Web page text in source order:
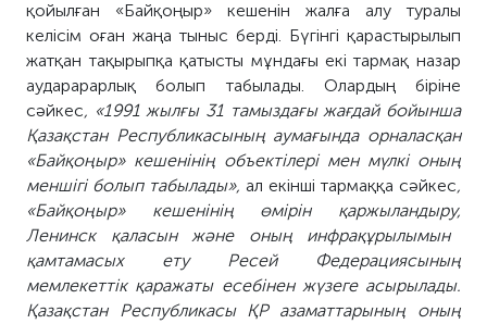
қойылған «Байқоңыр» кешенін жалға алу туралы
келісімоған жаңа тыныс берді. Бүгінгі қарастырылып
жатқан тақырыпқа қатысты мұндағы екітармақ назар
аударарарлық болып табылады. Олардың біріне
сәйкес, «1991 жылғы 31 тамыздағы жағдай бойынша
Қазақстан Республикасының аумағында орналасқан
«Байқоңыр» кешенінің объектілері мен мүлкі оның
меншігі болып табылады», ал екінші тармаққа сәйкес,
«Байқоңыр» кешенінің өмірін қаржыландыру,
Ленинск қаласын жәнеоның инфрақұрылымын
қамтамасых етуРесей Федерациясының
мемлекеттік қаражаты есебінен жүзеге асырылады.
Қазақстан Республикасы ҚР азаматтарының оның